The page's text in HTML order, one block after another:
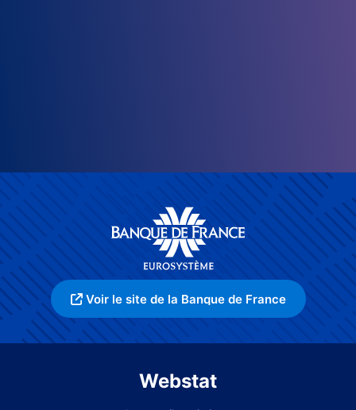
Voir le site de la Banque de France
Webstat